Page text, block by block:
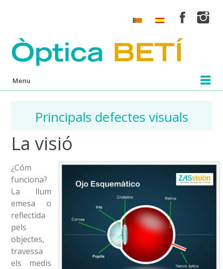
Menu
Principals defectes visuals
La visió
¿Cóm
funciona?
La llum
emesa o
reflectida
pels
objectes,
travessa
els medis